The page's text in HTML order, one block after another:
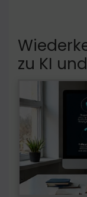
zu KI